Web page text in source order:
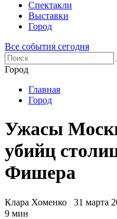
Спектакли
Выставки
Город
Все события сегодня
Город
Главная
Город
Ужасы
убийц
Фишера
Клара Хоменко
31 марта
9 мин